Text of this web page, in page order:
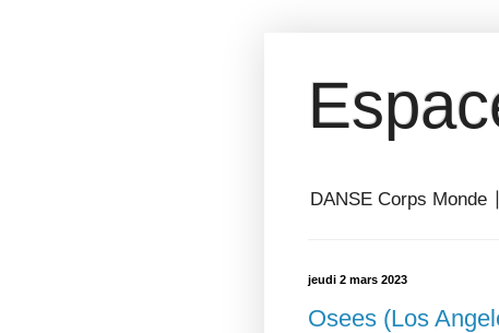
DANSE Corps
jeudi 2 mars 2023
Osees (Los